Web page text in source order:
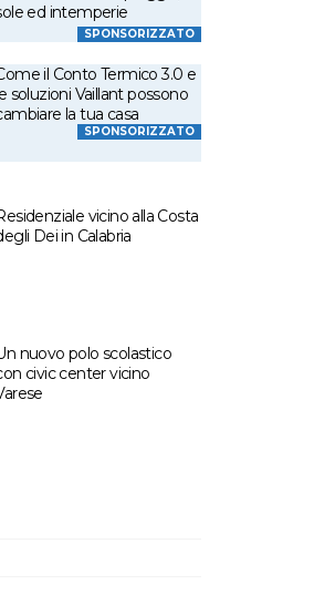
ed intemperie
SPONSORIZZATO
il Conto Termico 3.0 e
soluzioni Vaillant possono
la tua casa
SPONSORIZZATO
vicino alla Costa
Dei in Calabria
nuovo polo scolastico
civic center vicino